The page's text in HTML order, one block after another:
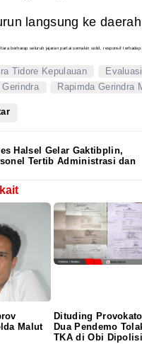
langsung ke
berharap seluruh jajaran partai semakin solid, responsif
Tidore Kepulauan
Rapimda Gerindra
Halsel Gelar Gaktibplin,
Tertib Administrasi dan
Malut
Dituding
Dua Pendemo
TKA di Obi